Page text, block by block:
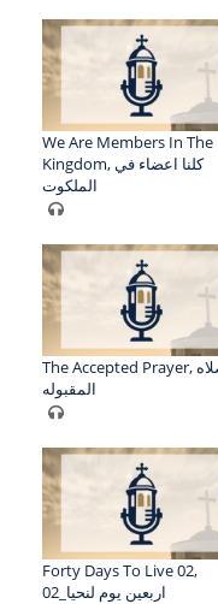
We Are Members In The
Kingdom, كلنا اعضاء في
الملكوت
The Accepted Prayer, الصلاه
المقبوله
Forty Days To Live 02,
اربعين يوم لنحيا_02